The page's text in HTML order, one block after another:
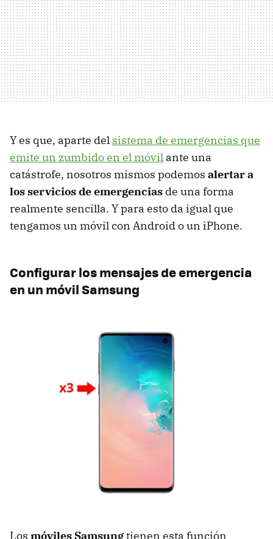
Y es que, aparte del sistema de emergencias que
emite un zumbido en el móvil ante una
catástrofe, nosotros mismos podemos alertar a
los servicios de emergencias de una forma
realmente sencilla. Y para esto da igual que
tengamos un móvil con Android o un iPhone.
Configurar los mensajes de emergencia
en un móvil Samsung
Los móviles Samsungtienen esta función